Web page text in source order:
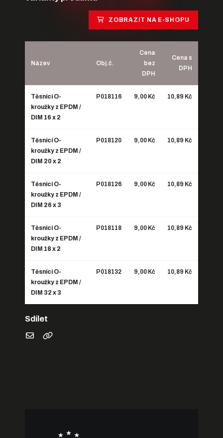
Sdílet
ZOBRAZIT NA E-SHOPU
Název Obj.č.
Cena
bez
DPH
Cena s
DPH
Těsnící O-
kroužky z EPDM /
DIM 16 x 2
P018116 9,00 Kč 10,89 Kč
Těsnící O-
kroužky z EPDM /
DIM 20 x 2
P018120 9,00 Kč 10,89 Kč
Těsnící O-
kroužky z EPDM /
DIM 26 x 3
P018126 9,00 Kč 10,89 Kč
Těsnící O-
kroužky z EPDM /
DIM 18 x 2
P018118 9,00 Kč 10,89 Kč
Těsnící O-
kroužky z EPDM /
DIM 32 x 3
P018132 9,00 Kč 10,89 Kč